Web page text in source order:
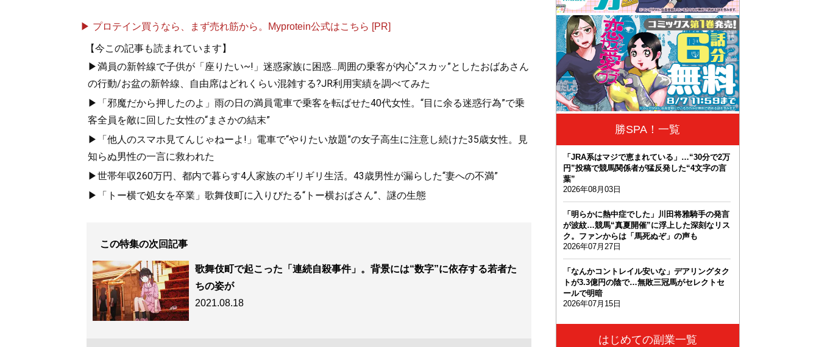
記事一覧へ
▶ プロテイン買うなら、まず売れ筋から。Myprotein公式はこちら [PR]
【今この記事も読まれています】
▶満員の新幹線で子供が「座りたい~!」迷惑家族に困惑...周囲の乗客が内心“スカッ”としたおばあさん
の行動/お盆の新幹線、自由席はどれくらい混雑する?JR利用実績を調べてみた
▶「邪魔だから押したのよ」雨の日の満員電車で乗客を転ばせた40代女性。“目に余る迷惑行為”で乗
客全員を敵に回した女性の“まさかの結末”
▶「他人のスマホ見てんじゃねーよ!」電車で“やりたい放題”の女子高生に注意し続けた35歳女性。見
知らぬ男性の一言に救われた
▶世帯年収260万円、都内で暮らす4人家族のギリギリ生活。43歳男性が漏らした“妻への不満”
▶「トー横で処女を卒業」歌舞伎町に入りびたる“トー横おばさん”、謎の生態
この特集の次回記事
歌舞伎町で起こった「連続自殺事件」。背景には“数字”に依存する若者た
ちの姿が
2021.08.18
勝SPA！一覧
「JRA系はマジで恵まれている」…“30分で2万
円”投稿で競馬関係者が猛反発した“4文字の言
葉”
2026年08月03日
「明らかに熱中症でした」川田将雅騎手の発言
が波紋…競馬“真夏開催”に浮上した深刻なリス
ク。ファンからは「馬死ぬぞ」の声も
2026年07月27日
「なんかコントレイル安いな」デアリングタク
トが3.3億円の陰で…無敗三冠馬がセレクトセ
ールで明暗
2026年07月15日
はじめての副業一覧